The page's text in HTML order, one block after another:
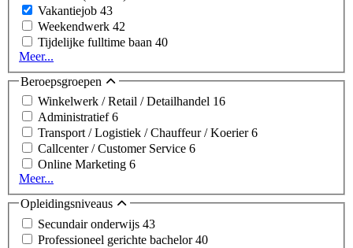
Vakantiejob 43
Weekendwerk 42
Tijdelijke fulltime baan 40
Meer...
Beroepsgroepen
Winkelwerk / Retail / Detailhandel 16
Administratief6
Transport / Logistiek / Chauffeur / Koerier6
Callcenter / Customer Service 6
Online Marketing 6
Meer...
Opleidingsniveaus
Secundair onderwijs 43
Professioneel gerichte bachelor40